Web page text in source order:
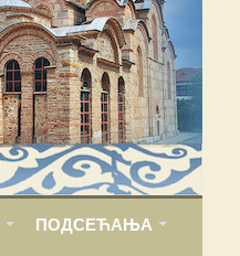
ПОДСЕЋАЊА